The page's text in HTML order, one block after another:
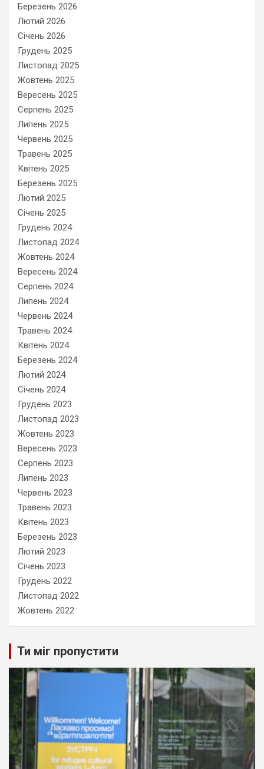
Березень 2026
Лютий 2026
Січень 2026
Грудень 2025
Листопад 2025
Жовтень 2025
Вересень 2025
Серпень 2025
Липень 2025
Червень 2025
Травень 2025
Квітень 2025
Березень 2025
Лютий 2025
Січень 2025
Грудень 2024
Листопад 2024
Жовтень 2024
Вересень 2024
Серпень 2024
Липень 2024
Червень 2024
Травень 2024
Квітень 2024
Березень 2024
Лютий 2024
Січень 2024
Грудень 2023
Листопад 2023
Жовтень 2023
Вересень 2023
Серпень 2023
Липень 2023
Червень 2023
Травень 2023
Квітень 2023
Березень 2023
Лютий 2023
Січень 2023
Грудень 2022
Листопад 2022
Жовтень 2022
Ти міг пропустити